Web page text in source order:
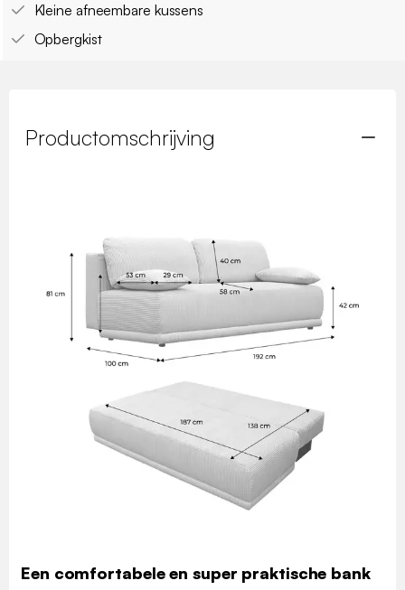
Kleine afneembare kussens
Opbergkist
Productomschrijving
Een comfortabele en super praktische bank